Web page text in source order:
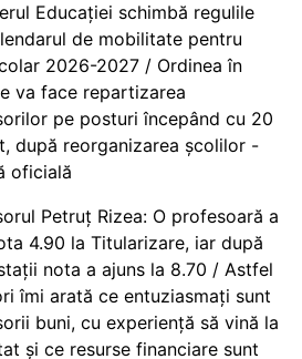
Educației schimbă regulile
de mobilitate pentru
2026-2027 / Ordinea în
va face repartizarea
pe posturi începând cu 20
după reorganizarea școlilor -
oficială
Petruț Rizea: O profesoară a
4.90 la Titularizare, iar după
nota a ajuns la 8.70 / Astfel
îmi arată ce entuziasmați sunt
buni, cu experiență să vină la
și ce resurse financiare sunt